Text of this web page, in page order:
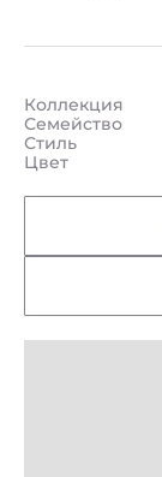
Коллекция
Семейство
Стиль
Цвет